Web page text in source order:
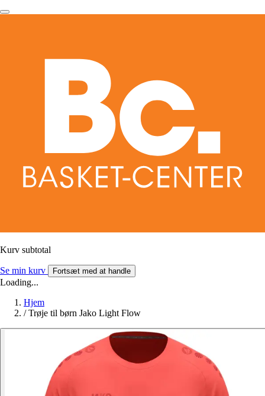
Kurv subtotal
Se min kurv Fortsæt med at handle
Loading...
Hjem
/ Trøje til børn Jako Light Flow